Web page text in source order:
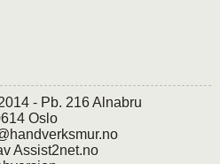
- Pb. 216 Alnabru
Oslo
Assist2net.no